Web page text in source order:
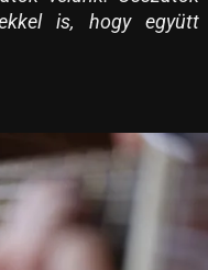
is, hogy együtt